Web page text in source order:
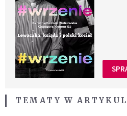
TEMATY W